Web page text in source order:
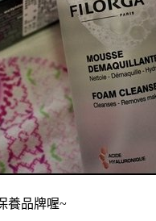
養品牌喔~